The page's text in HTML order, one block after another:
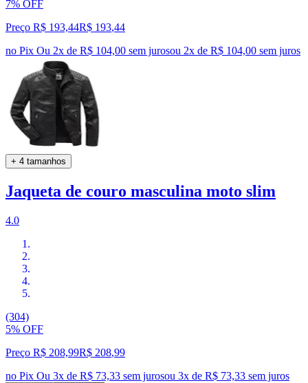
7% OFF
Preço R$ 193,44R$ 193,44
no Pix Ou 2x de R$ 104,00 sem jurosou 2x de R$ 104,00 sem juros
+ 4 tamanhos
Jaqueta de couro masculina moto slim
4.0
(304)
5% OFF
Preço R$ 208,99R$ 208,99
no Pix Ou 3x de R$ 73,33 sem jurosou 3x de R$ 73,33 sem juros